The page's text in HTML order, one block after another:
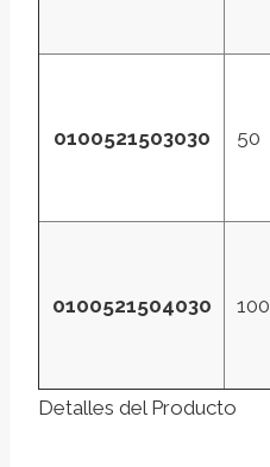
0100521503030 50
0100521504030 100
Detalles del Producto